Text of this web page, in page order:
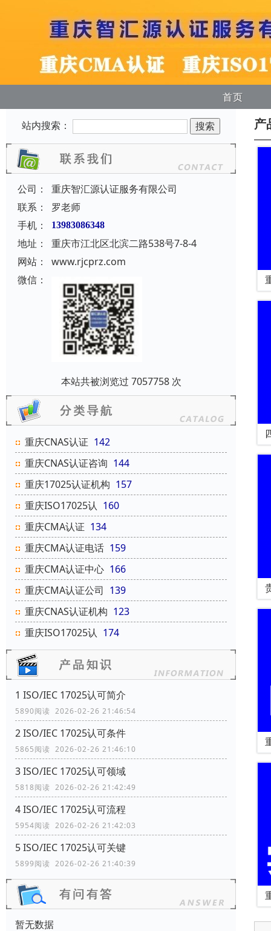
首页
站内搜索：
公司：
重庆智汇源认证服务有限公司
联系：
罗老师
手机：
13983086348
地址：
重庆市江北区北滨二路538号7-8-4
网站：
www.rjcprz.com
微信：
本站共被浏览过 7057758 次
重庆CNAS认证 142
重庆CNAS认证咨询 144
重庆17025认证机构 157
重庆ISO17025认 160
重庆CMA认证 134
重庆CMA认证电话 159
重庆CMA认证中心 166
重庆CMA认证公司 139
重庆CNAS认证机构 123
重庆ISO17025认 174
1 ISO/IEC 17025认可简介
5890阅读 2026-02-26 21:46:54
2 ISO/IEC 17025认可条件
5865阅读 2026-02-26 21:46:10
3 ISO/IEC 17025认可领域
5818阅读 2026-02-26 21:42:49
4 ISO/IEC 17025认可流程
5954阅读 2026-02-26 21:42:03
5 ISO/IEC 17025认可关键
5899阅读 2026-02-26 21:40:39
暂无数据
产